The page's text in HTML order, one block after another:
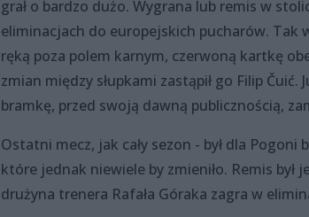
grał o bardzo dużo. Wygrana lub remis w
eliminacjach do europejskich pucharów. Tak
ręką poza polem karnym, czerwoną kartkę
zmian między słupkami zastąpił go Filip
bramkę, przed swoją dawną publicznością,
Ostatni mecz, jak cały sezon - był dla
które jednak niewiele by zmieniło. Remis
drużyna trenera Rafała Góraka zagra w